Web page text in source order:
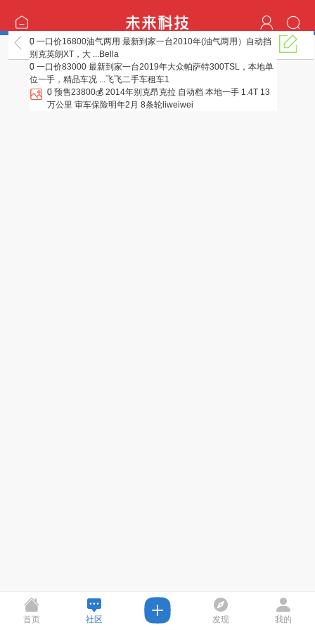
二手车
0 一口价16800油气两用 最新到家一台2010年(油气两用）自动挡
别克英朗XT，大 ...Bella
0 一口价83000 最新到家一台2019年大众帕萨特300TSL，本地单
位一手，精品车况 ...飞飞二手车租车1
0 预售23800💰 2014年别克昂克拉 自动档 本地一手 1.4T 13
万公里 审车保险明年2月 8条轮 liweiwei
首页 社区 发现 我的